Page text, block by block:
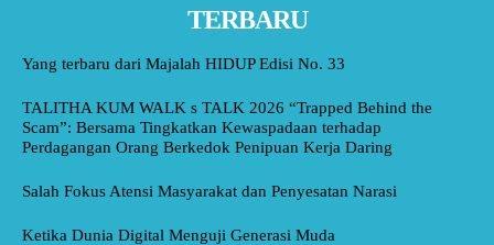
TERBARU
Yang terbaru dari Majalah HIDUP Edisi No. 33
TALITHA KUM WALK s TALK 2026 “Trapped Behind the
Scam”: Bersama Tingkatkan Kewaspadaan terhadap
Perdagangan Orang Berkedok Penipuan Kerja Daring
Salah Fokus Atensi Masyarakat dan Penyesatan Narasi
Ketika Dunia Digital Menguji Generasi Muda